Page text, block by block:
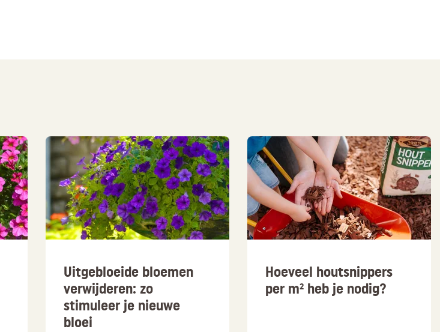
Uitgebloeide bloemen
verwijderen: zo
stimuleer je nieuwe
bloei
Hoeveel houtsnippers
per m² heb je nodig?